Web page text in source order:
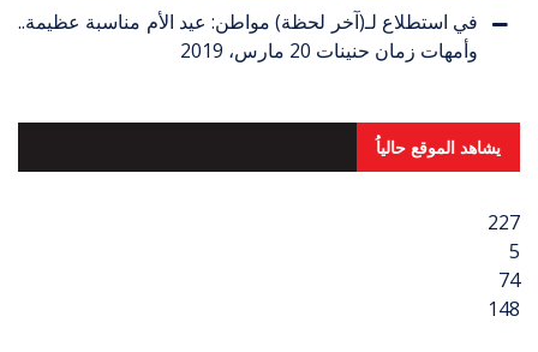
في استطلاع لـ(آخر لحظة) مواطن: عيد الأم مناسبة عظيمة..
وأمهات زمان حنينات 20 مارس، 2019
يشاهد الموقع حالياُ
227
5
74
148